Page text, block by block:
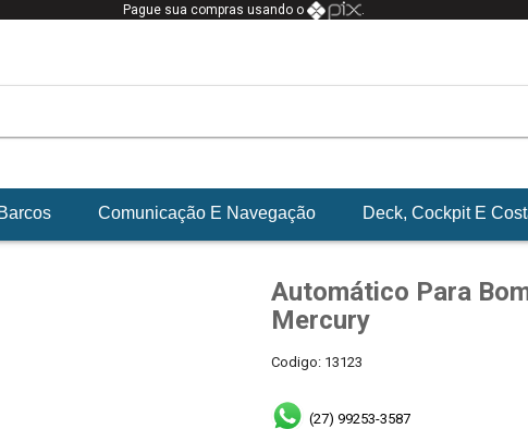
Pague sua compras usando o .
Barcos Comunicação E Navegação Deck, Cockpit E
Automático Para
Mercury
Codigo: 13123
(27) 99253-3587